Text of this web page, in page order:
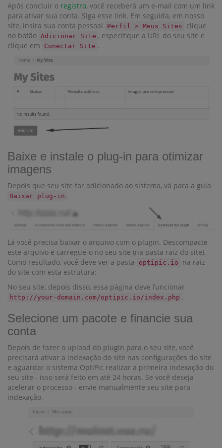
Após concluir o registro, você receberá um e-mail com um link
para ativar sua conta. Siga esse link. Em seguida, em nosso
site, insira sua conta pessoal
Perfil > Meus Sites
clique
no botão Adicionar Site , especifique a URL do seu site e
clique em
Conectar Site .
Baixe e instale o plug-in para otimizar
imagens
Depois que seu site for adicionado ao sistema, vá para a guia
Baixar plug-in .
Lá você precisa baixar o arquivo com o plugin. Descompacte
este arquivo e carregue-o no seu site (na pasta raiz do site).
Como resultado, você deve ver a pasta
optipic.io
na raiz
do site com esta estrutura:
No seu site, depois disso, essa página deve funcionar
http://your-domain.com/optipic.io/index.php .
Selecione um pacote e financie sua
conta
Depois de fazer o upload do plugin para o seu site, você
precisará ativar a indexação do site nas configurações do site
e aguardar o sistema OptiPic realizar a primeira indexação do
seu site - isso será feito em até 24 horas. Se você deseja
acelerar o processo - envie manualmente seu site para
indexação.